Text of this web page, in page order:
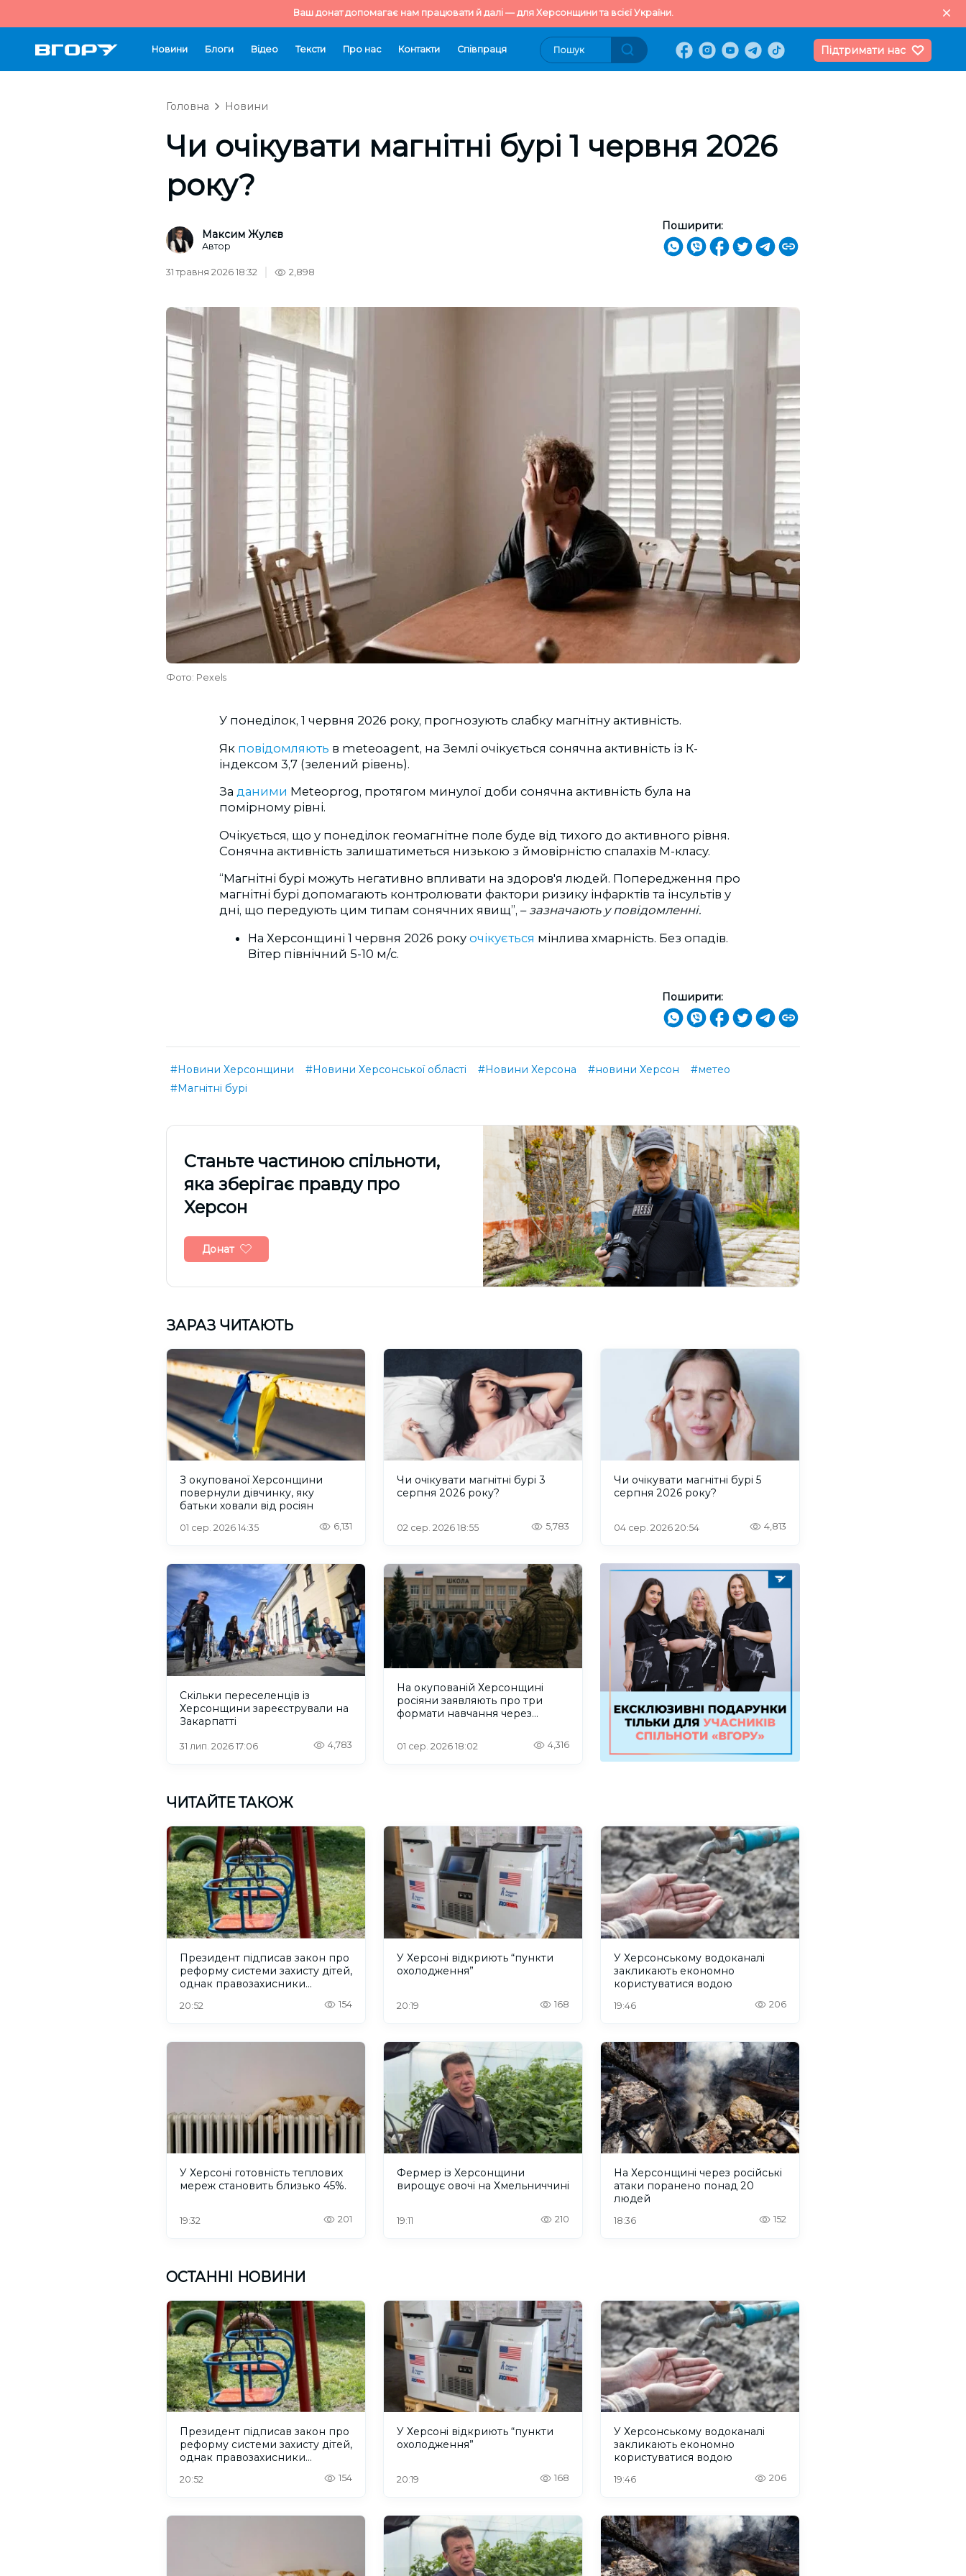
Ваш донат допомагає нам працювати й далі — для Херсонщини та всієї України.
Новини Блоги Відео Тексти Про нас Контакти Cпівпраця Підтримати нас
Головна Новини
Чи очікувати магнітні бурі 1 червня 2026
року?
Максим Жулєв
Автор
Поширити:
31 травня 2026 18:32 2,898
Фото: Pexels
У понеділок, 1 червня 2026 року, прогнозують слабку магнітну активність.
Як повідомляють в meteoagent, на Землі очікується сонячна активність із К-
індексом 3,7 (зелений рівень).
За даними Meteoprog, протягом минулої доби сонячна активність була на
помірному рівні.
Очікується, що у понеділок геомагнітне поле буде від тихого до активного рівня.
Сонячна активність залишатиметься низькою з ймовірністю спалахів М-класу.
“Магнітні бурі можуть негативно впливати на здоров'я людей. Попередження про
магнітні бурі допомагають контролювати фактори ризику інфарктів та інсультів у
дні, що передують цим типам сонячних явищ”, –зазначають у повідомленні.
На Херсонщині 1 червня 2026 року очікується мінлива хмарність. Без опадів.
Вітер північний 5-10 м/с.
Поширити:
#Новини Херсонщини #Новини Херсонської області #Новини Херсона #новини Херсон
#метео
#Магнітні бурі
Cтаньте частиною спільноти,
яка зберігає правду про
Херсон
Донат
ЗАРАЗ ЧИТАЮТЬ
З окупованої Херсонщини
повернули дівчинку, яку
батьки ховали від росіян
01 сер. 2026 14:35 6,131
Чи очікувати магнітні бурі 3
серпня 2026 року?
02 сер. 2026 18:55 5,783
Чи очікувати магнітні бурі 5
серпня 2026 року?
04 сер. 2026 20:54 4,813
Скільки переселенців із
Херсонщини зареєстрували на
Закарпатті
31 лип. 2026 17:06 4,783
На окупованій Херсонщині
росіяни заявляють про три
формати навчання через
01 сер. 2026 18:02 4,316
ЧИТАЙТЕ ТАКОЖ
Президент підписав закон про
реформу системи захисту дітей,
однак правозахисники
20:52 154
У Херсоні відкриють “пункти
охолодження”
20:19 168
У Херсонському водоканалі
закликають економно
користуватися водою
19:46 206
У Херсоні готовність теплових
мереж становить близько 45%.
19:32 201
Фермер із Херсонщини
вирощує овочі на Хмельниччині
19:11 210
На Херсонщині через російські
атаки поранено понад 20
людей
18:36 152
ОСТАННІ НОВИНИ
Президент підписав закон про
реформу системи захисту дітей,
однак правозахисники
20:52 154
У Херсоні відкриють “пункти
охолодження”
20:19 168
У Херсонському водоканалі
закликають економно
користуватися водою
19:46 206